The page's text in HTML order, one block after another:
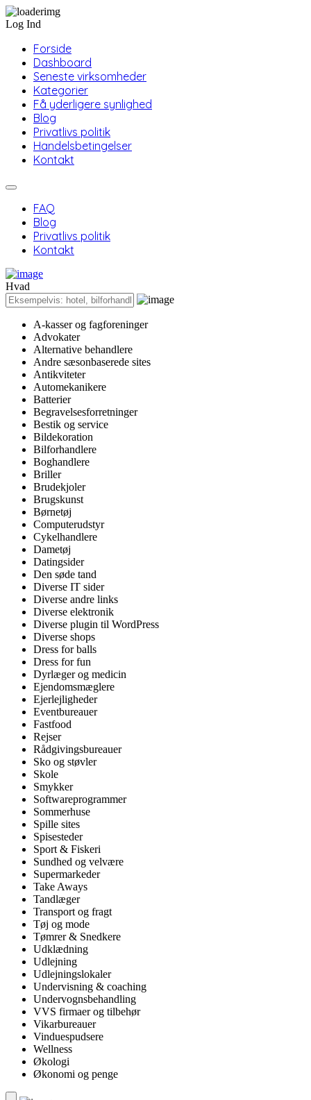
Log Ind
Forside
Dashboard
Seneste virksomheder
Kategorier
Få yderligere synlighed
Blog
Privatlivs politik
Handelsbetingelser
Kontakt
FAQ
Blog
Privatlivs politik
Kontakt
Hvad
A-kasser og fagforeninger
Advokater
Alternative behandlere
Andre sæsonbaserede sites
Antikviteter
Automekanikere
Batterier
Begravelsesforretninger
Bestik og service
Bildekoration
Bilforhandlere
Boghandlere
Briller
Brudekjoler
Brugskunst
Børnetøj
Computerudstyr
Cykelhandlere
Dametøj
Datingsider
Den søde tand
Diverse IT sider
Diverse andre links
Diverse elektronik
Diverse plugin til WordPress
Diverse shops
Dress for balls
Dress for fun
Dyrlæger og medicin
Ejendomsmæglere
Ejerlejligheder
Eventbureauer
Fastfood
Rejser
Rådgivingsbureauer
Sko og støvler
Skole
Smykker
Softwareprogrammer
Sommerhuse
Spille sites
Spisesteder
Sport & Fiskeri
Sundhed og velvære
Supermarkeder
Take Aways
Tandlæger
Transport og fragt
Tøj og mode
Tømrer & Snedkere
Udklædning
Udlejning
Udlejningslokaler
Undervisning & coaching
Undervognsbehandling
VVS firmaer og tilbehør
Vikarbureauer
Vinduespudsere
Wellness
Økologi
Økonomi og penge